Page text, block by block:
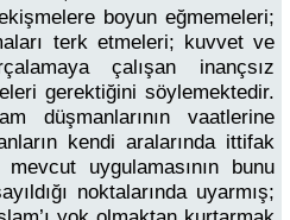
boyun eğmemeleri;
terk etmeleri; kuvvet ve
çalışan inançsız
gerektiğini söylemektedir.
düşmanlarının vaatlerine
kendi aralarında ittifak
mevcut uygulamasının bunu
noktalarında uyarmış;